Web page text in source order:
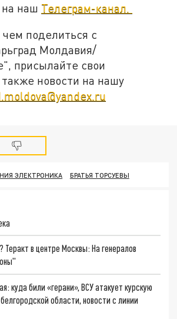
наш Телеграм-канал.
поделиться с
Молдавия/
присылайте свои
новости на нашу
ЭЛЕКТРОНИКА БРАТЬЯ ТОРСУЕВЫ
в центре Москвы: На генералов
куда били «герани», ВСУ атакует курскую
области, новости с линии